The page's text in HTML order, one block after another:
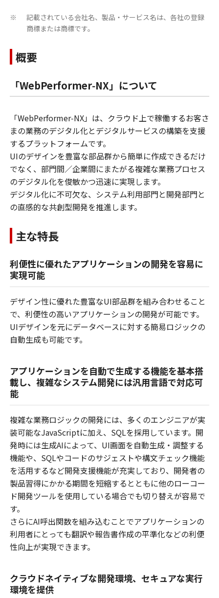
※
記載されている会社名、製品・サービス名は、各社の登録
商標または商標です。
概要
「WebPerformer‑NX」について
「WebPerformer‑NX」は、クラウド上で稼働するお客さ
まの業務のデジタル化とデジタルサービスの構築を支援
するプラットフォームです。
UIのデザインを豊富な部品群から簡単に作成できるだけ
でなく、部門間／企業間にまたがる複雑な業務プロセス
のデジタル化を俊敏かつ迅速に実現します。
デジタル化に不可欠な、システム利用部門と開発部門と
の直感的な共創型開発を推進します。
主な特長
利便性に優れたアプリケーションの開発を容易に
実現可能
デザイン性に優れた豊富なUI部品群を組み合わせること
で、利便性の高いアプリケーションの開発が可能です。
UIデザインを元にデータベースに対する簡易ロジックの
自動生成も可能です。
アプリケーションを自動で生成する機能を基本搭
載し、複雑なシステム開発には汎用言語で対応可
能
複雑な業務ロジックの開発には、多くのエンジニアが実
装可能なJavaScriptに加え、SQLを採用しています。開
発時には生成AIによって、UI画面を自動生成・調整する
機能や、SQLやコードのサジェストや構文チェック機能
を活用するなど開発支援機能が充実しており、開発者の
製品習得にかかる期間を短縮するとともに他のローコー
ド開発ツールを使用している場合でも切り替えが容易で
す。
さらにAI呼出関数を組み込むことでアプリケーションの
利用者にとっても翻訳や報告書作成の平準化などの利便
性向上が実現できます。
クラウドネイティブな開発環境、セキュアな実行
環境を提供